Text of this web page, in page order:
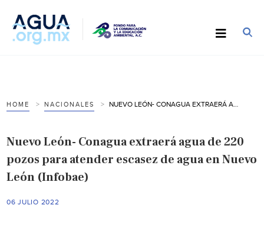
HOME NACIONALES
Nuevo León- Conagua extraerá agua de 220
pozos para atender escasez de agua en Nuevo
León (Infobae)
06 JULIO 2022